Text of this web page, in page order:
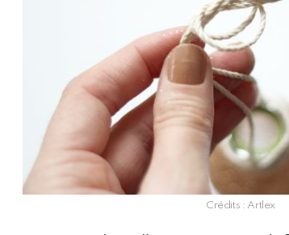
Crédits : Artlex